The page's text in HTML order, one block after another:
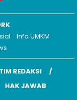
Info UMKM
TIM REDAKSI
HAK JAWAB